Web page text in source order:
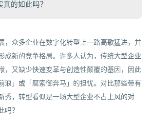
的如此吗？
，众多企业在数字化转型上一路高歌猛进，并
成新的竞争格局。许多人认为，传统大型企业
，又缺少快速变革与创造性颠覆的基因，因此
浪」或「腐索御奔马」的担忧。对比那些带有
秀，转型看似是一场大型企业不占上风的对
吗？